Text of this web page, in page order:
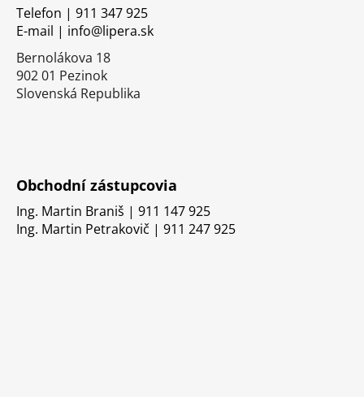
Telefon | 911 347 925
E-mail | info@lipera.sk
Bernolákova 18
902 01 Pezinok
Slovenská Republika
Obchodní zástupcovia
Ing. Martin Braniš | 911 147 925
Ing. Martin Petrakovič | 911 247 925